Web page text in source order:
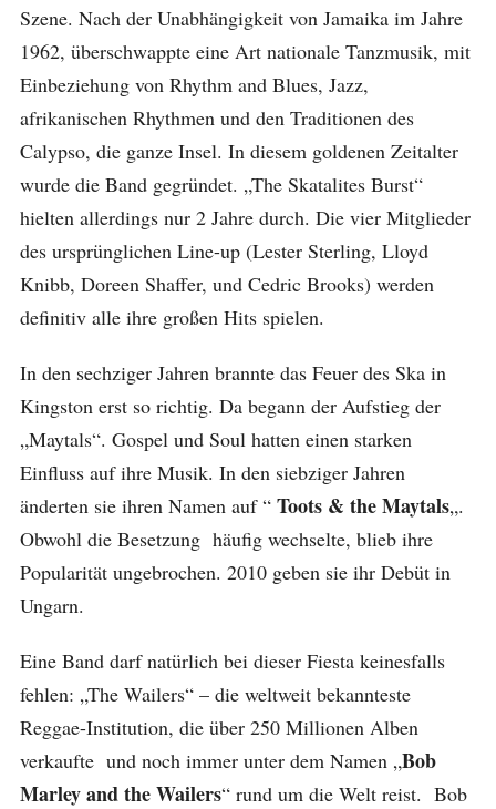
Szene. Nach der Unabhängigkeit von Jamaika im Jahre
1962, überschwappte eine Art nationale Tanzmusik, mit
Einbeziehung von Rhythm and Blues, Jazz,
afrikanischen Rhythmen und den Traditionen des
Calypso, die ganze Insel. In diesem goldenen Zeitalter
wurde die Band gegründet. „The Skatalites Burst“
hielten allerdings nur 2 Jahre durch. Die vier Mitglieder
des ursprünglichen Line-up (Lester Sterling, Lloyd
Knibb, Doreen Shaffer, und Cedric Brooks) werden
definitiv alle ihre großen Hits spielen.
In den sechziger Jahren brannte das Feuer des Ska in
Kingston erst so richtig. Da begann der Aufstieg der
„Maytals“. Gospel und Soul hatten einen starken
Einfluss auf ihre Musik. In den siebziger Jahren
änderten sie ihren Namen auf “ Toots & the Maytals„.
Obwohl die Besetzung häufig wechselte, blieb ihre
Popularität ungebrochen. 2010 geben sie ihr Debüt in
Ungarn.
Eine Band darf natürlich bei dieser Fiesta keinesfalls
fehlen: „The Wailers“ – die weltweit bekannteste
Reggae-Institution, die über 250 Millionen Alben
verkaufte und noch immer unter dem Namen „Bob
Marley and the Wailers“ rund um die Welt reist. Bob